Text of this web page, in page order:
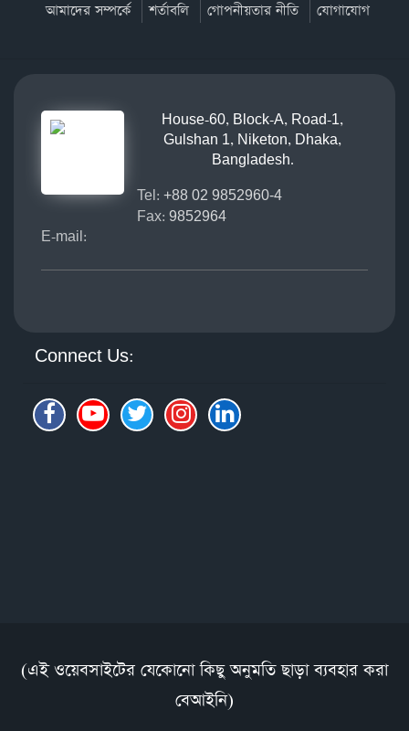
আমাদের সম্পর্কে শর্তাবলি গোপনীয়তার নীতি যোগাযোগ
House-60, Block-A, Road-1,
Gulshan 1, Niketon, Dhaka,
Bangladesh.
Tel: +88 02 9852960-4
Fax: 9852964
E-mail:
Connect Us:
(এই ওয়েবসাইটের যেকোনো কিছু অনুমতি ছাড়া ব্যবহার করা
বেআইনি)